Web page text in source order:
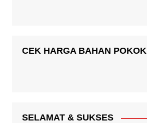
CEK HARGA BAHAN POKOK
SELAMAT & SUKSES